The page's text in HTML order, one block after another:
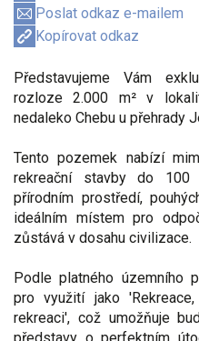
Poslat odkaz e-mailem
Kopírovat odkaz
Představujeme Vám
rozloze 2.000 m² v
nedaleko Chebu u přehrady
Tento pozemek nabízí
rekreační stavby do
přírodním prostředí,
ideálním místem pro
zůstává v dosahu civilizace.
Podle platného územního
pro využití jako
rekreaci', což umožňuje
představy o perfektním